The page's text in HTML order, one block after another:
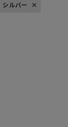
シルバー